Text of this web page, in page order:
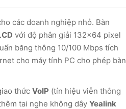
các doanh nghiệp nhỏ. Bàn
với độ phân giải 132x64 pixel
băng thông 10/100 Mbps tích
cho máy tính PC cho phép bàn
thức VoIP (tín hiệu viễn thông
tai nghe không dây Yealink